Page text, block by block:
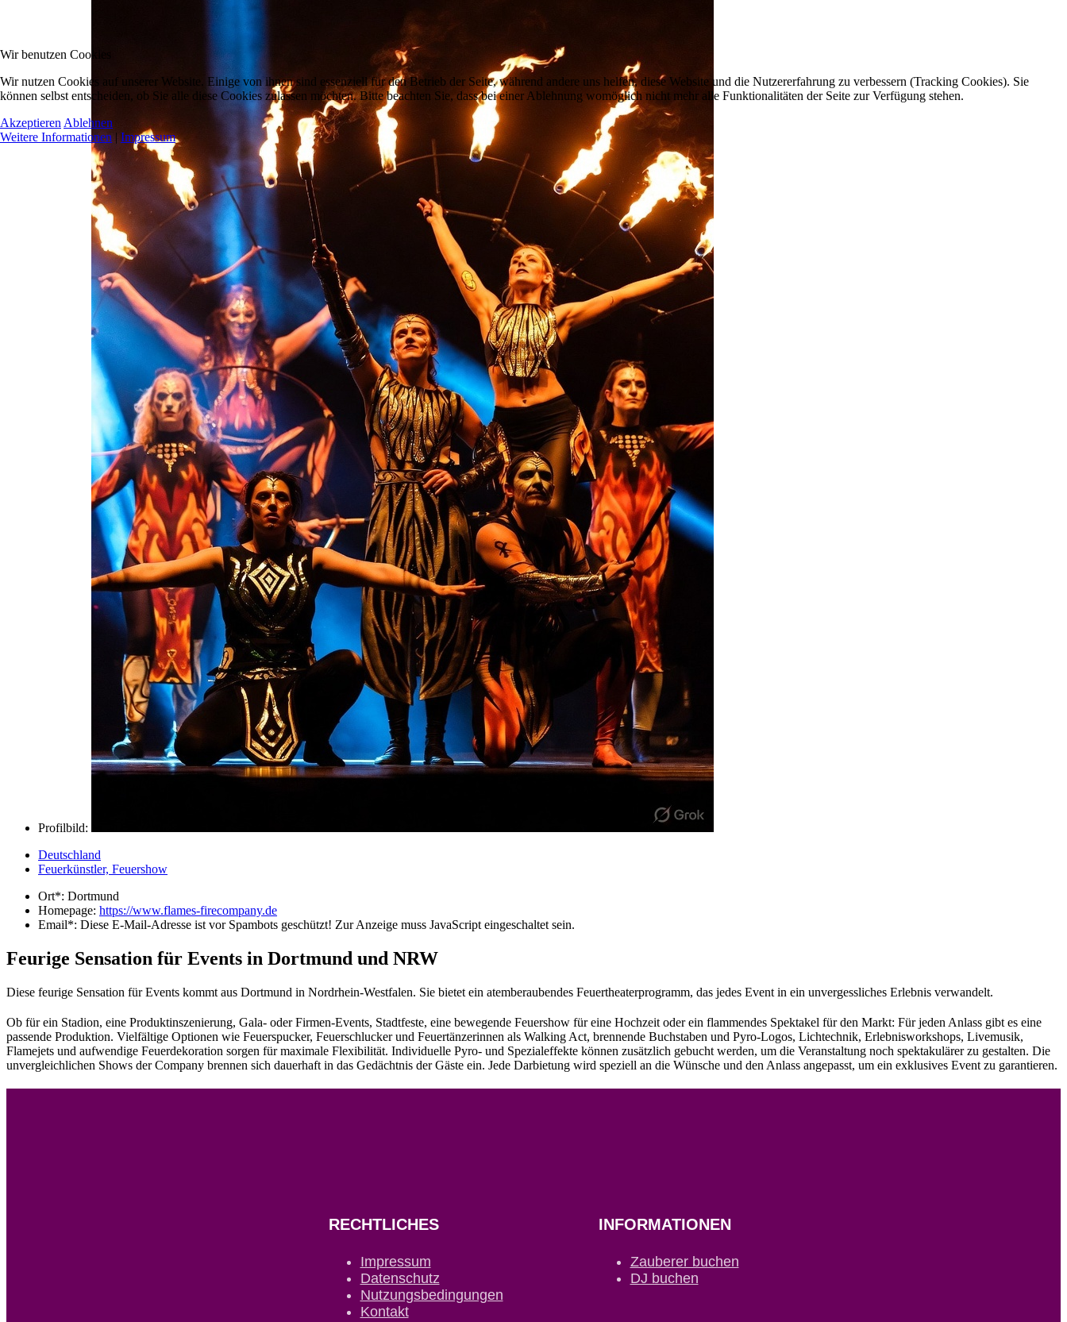
Profilbild:
Deutschland
Feuerkünstler, Feuershow
Ort*: Dortmund
Homepage: https://www.flames-firecompany.de
Email*: Diese E-Mail-Adresse ist vor Spambots geschützt! Zur Anzeige muss JavaScript eingeschaltet sein.
Feurige Sensation für Events in Dortmund und NRW
Diese feurige Sensation für Events kommt aus Dortmund in Nordrhein-Westfalen. Sie bietet ein atemberaubendes Feuertheaterprogramm, das jedes Event in ein unvergessliches Erlebnis verwandelt.
Ob für ein Stadion, eine Produktinszenierung, Gala- oder Firmen-Events, Stadtfeste, eine bewegende Feuershow für eine Hochzeit oder ein flammendes Spektakel für den Markt: Für jeden Anlass gibt es eine
passende Produktion. Vielfältige Optionen wie Feuerspucker, Feuerschlucker und Feuertänzerinnen als Walking Act, brennende Buchstaben und Pyro-Logos, Lichtechnik, Erlebnisworkshops, Livemusik,
Flamejets und aufwendige Feuerdekoration sorgen für maximale Flexibilität. Individuelle Pyro- und Spezialeffekte können zusätzlich gebucht werden, um die Veranstaltung noch spektakulärer zu gestalten. Die
unvergleichlichen Shows der Company brennen sich dauerhaft in das Gedächtnis der Gäste ein. Jede Darbietung wird speziell an die Wünsche und den Anlass angepasst, um ein exklusives Event zu garantieren.
RECHTLICHES
Impressum
Datenschutz
Nutzungsbedingungen
Kontakt
INFORMATIONEN
Zauberer buchen
DJ buchen
Wir benutzen Cookies
Wir nutzen Cookies auf unserer Website. Einige von ihnen sind essenziell für den Betrieb der Seite, während andere uns helfen, diese Website und die Nutzererfahrung zu verbessern (Tracking Cookies). Sie
können selbst entscheiden, ob Sie alle diese Cookies zulassen möchten. Bitte beachten Sie, dass bei einer Ablehnung womöglich nicht mehr alle Funktionalitäten der Seite zur Verfügung stehen.
Akzeptieren Ablehnen
Weitere Informationen | Impressum